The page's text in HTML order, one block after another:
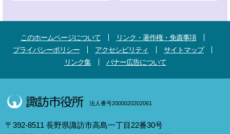
このホームページについて
リンク・著作権・免責事項
プライバシーポリシー
アクセシビリティ
サイトマップ
リンク集
バナー広告について
法人番号2000020202061
〒392-8511 長野県諏訪市高島一丁目22番30号